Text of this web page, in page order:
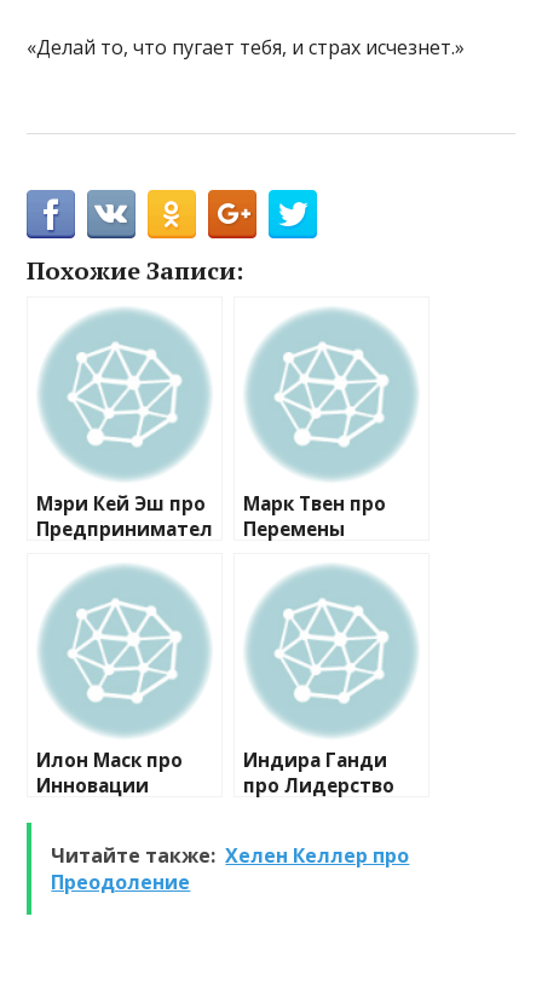
«Делай то, что пугает тебя, и страх исчезнет.»
Похожие Записи:
Мэри Кей Эш про
Предпринимател
Марк Твен про
Перемены
Илон Маск про
Инновации
Индира Ганди
про Лидерство
Читайте также: Хелен Келлер про
Преодоление